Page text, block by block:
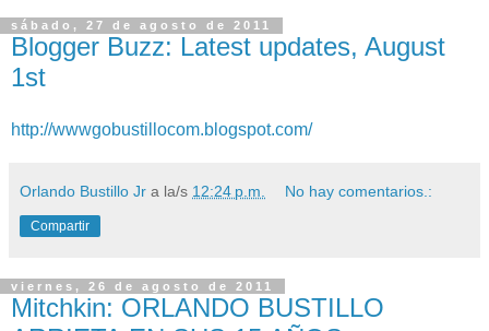
sábado, 27 de agosto de 2011
Blogger Buzz: Latest updates, August
1st
http://wwwgobustillocom.blogspot.com/
Orlando Bustillo Jr a la/s 12:24 p.m. No hay comentarios.:
Compartir
viernes, 26 de agosto de 2011
Mitchkin: ORLANDO BUSTILLO